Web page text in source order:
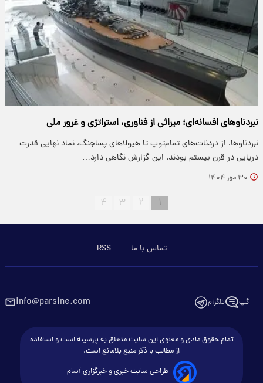
نبردناوهای افسانه‌ای؛ میراثی از فناوری، استراتژی و غرور ملی
نبردناوها، از دردنات‌های تمام‌توپ تا هیولاهای پساجنگ، نماد نهایی قدرت
دریایی در قرن بیستم بودند. این گزارش نگاهی دارد…
۳۰ مهر ۱۴۰۴
۱ ۲ ۳ ۴
تماس با ما RSS
گپ تلگرام info@parsine.com
تمام حقوق مادی و معنوی این سایت متعلق به پارسینه است و استفاده
از مطالب با ذکر منبع بلامانع است.
طراحی سایت خبری و خبرگزاری آسام